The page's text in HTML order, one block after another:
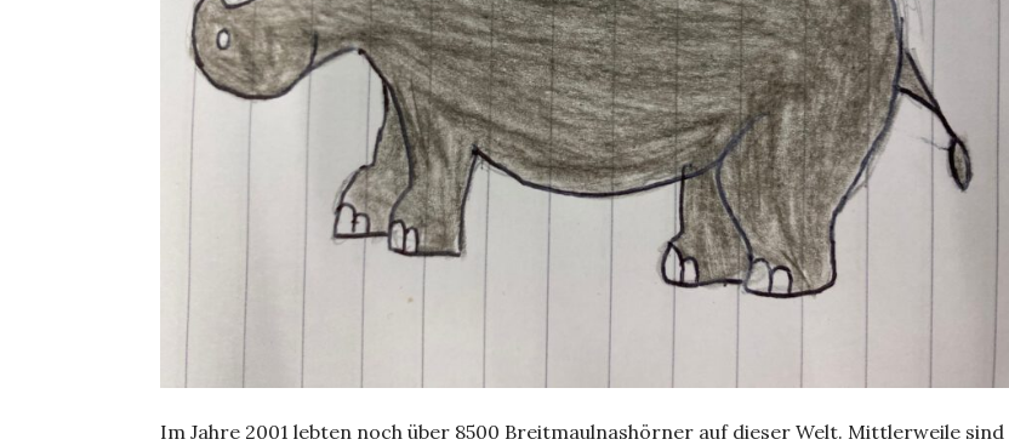
Im Jahre 2001 lebten noch über 8500 Breitmaulnashörner auf dieser Welt. Mittlerweile sind